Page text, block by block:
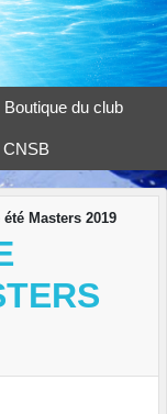
Boutique du club
CNSB
Masters 2019